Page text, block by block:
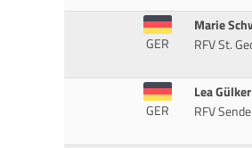
GER
Marie
RFV St.
GER
Lea Gülker
RFV